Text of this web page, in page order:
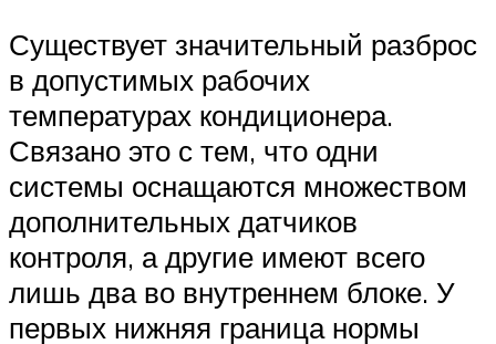
Существует значительный разброс
в допустимых рабочих
температурах кондиционера.
Связано это с тем, что одни
системы оснащаются множеством
дополнительных датчиков
контроля, а другие имеют всего
лишь два во внутреннем блоке. У
первых нижняя граница нормы